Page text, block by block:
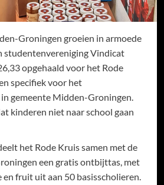
Groningen groeien in armoede
studentenvereniging Vindicat
opgehaald voor het Rode
specifiek voor het
gemeente Midden-Groningen.
kinderen niet naar school gaan
het Rode Kruis samen met de
een gratis ontbijttas, met
en fruit uit aan 50 basisscholieren.